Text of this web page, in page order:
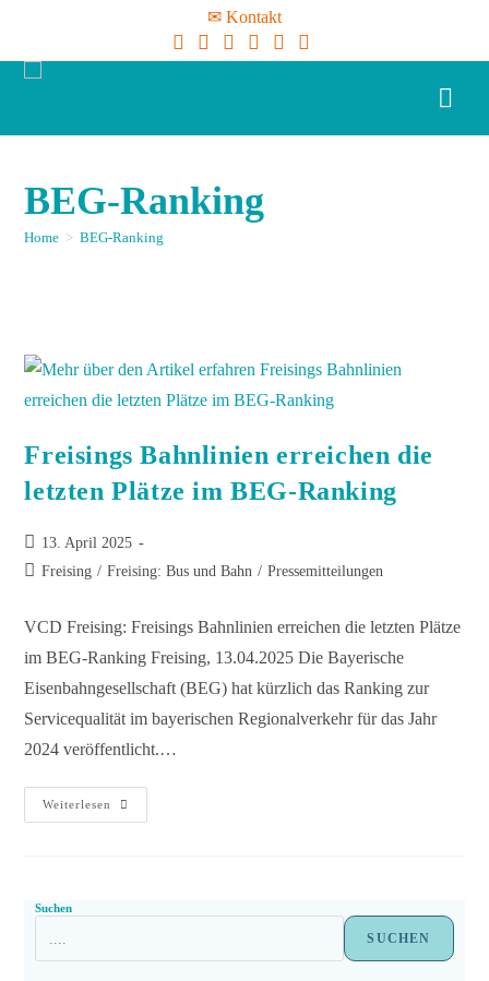
✉ Kontakt
BEG-Ranking
Home > BEG-Ranking
Freisings Bahnlinien erreichen die
letzten Plätze im BEG-Ranking
13. April 2025
Freising / Freising: Bus und Bahn / Pressemitteilungen
VCD Freising: Freisings Bahnlinien erreichen die letzten Plätze
im BEG-Ranking Freising, 13.04.2025 Die Bayerische
Eisenbahngesellschaft (BEG) hat kürzlich das Ranking zur
Servicequalität im bayerischen Regionalverkehr für das Jahr
2024 veröffentlicht.…
Weiterlesen
Suchen
SUCHEN